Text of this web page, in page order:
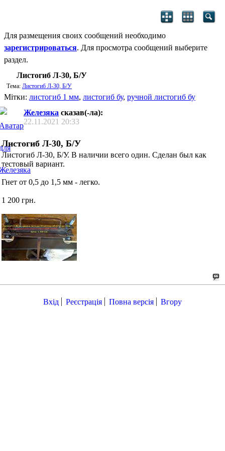
Для размещения своих сообщений необходимо
зарегистрироваться. Для просмотра сообщений выберите
раздел.
Листогиб Л-30, Б/У
Тема: Листогиб Л-30, Б/У
Мітки: листогиб 1 мм, листогиб бу, ручной листогиб бу
Железяка сказав(-ла):
22.11.2021 20:33
Листогиб Л-30, Б/У
Листогиб Л-30, Б/У. В наличии всего один. Сделан был как
тестовый вариант.
Гнет от 0,5 до 1,5 мм - легко.
1 200 грн.
Вхід Реєстрація Повна версія Вгору